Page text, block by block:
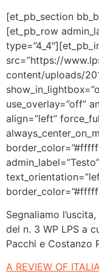
[et_pb_section
[et_pb_row
src=”https://
content/uploads/
use_overlay=”off”
align=”left”
Segnaliamo
del n. 3 WP LPS a
Pacchi e Costanzo
A REVIEW OF